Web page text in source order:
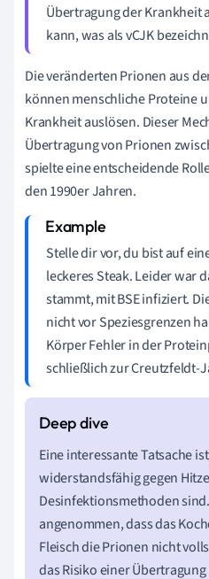
Übertragung der Krankheit
kann, was als vCJK
Die veränderten Prionen aus
können menschliche Proteine
Krankheit auslösen. Dieser
Übertragung von Prionen
spielte eine entscheidende
den 1990er Jahren.
Stelle dir vor, du bist auf
leckeres Steak. Leider war
stammt, mit BSE infiziert.
nicht vor Speziesgrenzen
Körper Fehler in der
schließlich zur Creutzfeldt-
Eine interessante Tatsache
widerstandsfähig gegen
Desinfektionsmethoden
angenommen, dass das
Fleisch die Prionen nicht
das Risiko einer